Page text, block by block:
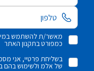
מאשר/ת להשתמש
כמפורט בתקנון האתר
בשליחת פרטיי, אני
של אלמ ולשימוש בהם